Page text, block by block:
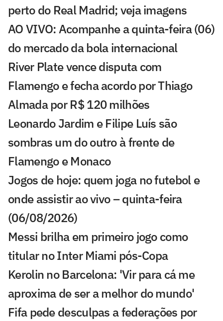
perto do Real Madrid; veja imagens
AO VIVO: Acompanhe a quinta-feira (06)
do mercado da bola internacional
River Plate vence disputa com
Flamengo e fecha acordo por Thiago
Almada por R$ 120 milhões
Leonardo Jardim e Filipe Luís são
sombras um do outro à frente de
Flamengo e Monaco
Jogos de hoje: quem joga no futebol e
onde assistir ao vivo – quinta-feira
(06/08/2026)
Messi brilha em primeiro jogo como
titular no Inter Miami pós-Copa
Kerolin no Barcelona: 'Vir para cá me
aproxima de ser a melhor do mundo'
Fifa pede desculpas a federações por